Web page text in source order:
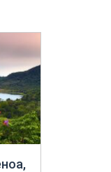
острова и
Бали –
одного туриста.